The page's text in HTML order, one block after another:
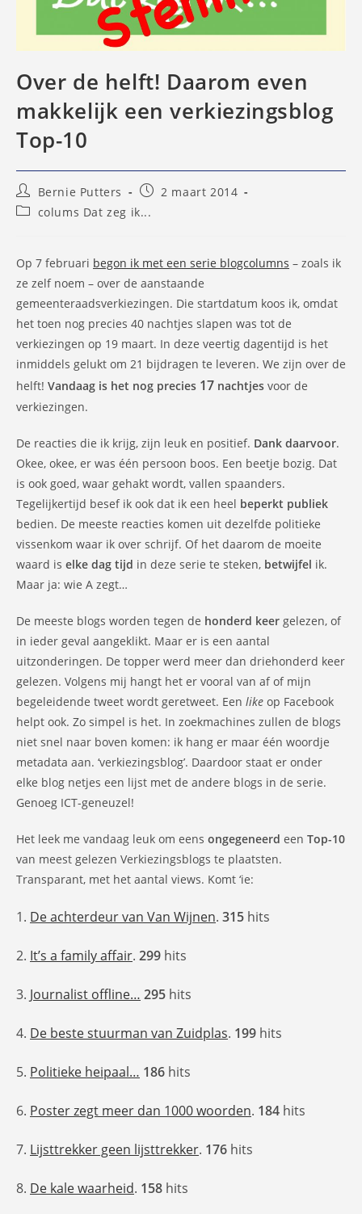
Over de helft! Daarom even
makkelijk een verkiezingsblog
Top-10
Bericht
auteur:
Bernie Putters
Bericht
op:
2 maart 2014
Berichtcategorie:
colums Dat zeg ik...
Op 7 februari begon ik met een serie blogcolumns – zoals ik
ze zelf noem – over de aanstaande
gemeenteraadsverkiezingen. Die startdatum koos ik, omdat
het toen nog precies 40 nachtjes slapen was tot de
verkiezingen op 19 maart. In deze veertig dagentijd is het
inmiddels gelukt om 21 bijdragen te leveren. We zijn over de
helft! Vandaag is het nog precies 17 nachtjes voor de
verkiezingen.
De reacties die ik krijg, zijn leuk en positief. Dank daarvoor.
Okee, okee, er was één persoon boos. Een beetje bozig. Dat
is ook goed, waar gehakt wordt, vallen spaanders.
Tegelijkertijd besef ik ook dat ik een heel beperkt publiek
bedien. De meeste reacties komen uit dezelfde politieke
vissenkom waar ik over schrijf. Of het daarom de moeite
waard is elke dag tijd in deze serie te steken, betwijfel ik.
Maar ja: wie A zegt…
De meeste blogs worden tegen de honderd keer gelezen, of
in ieder geval aangeklikt. Maar er is een aantal
uitzonderingen. De topper werd meer dan driehonderd keer
gelezen. Volgens mij hangt het er vooral van af of mijn
begeleidende tweet wordt geretweet. Een like op Facebook
helpt ook. Zo simpel is het. In zoekmachines zullen de blogs
niet snel naar boven komen: ik hang er maar één woordje
metadata aan. ‘verkiezingsblog’. Daardoor staat er onder
elke blog netjes een lijst met de andere blogs in de serie.
Genoeg ICT-geneuzel!
Het leek me vandaag leuk om eens ongegeneerd een Top-10
van meest gelezen Verkiezingsblogs te plaatsten.
Transparant, met het aantal views. Komt ‘ie:
1. De achterdeur van Van Wijnen. 315 hits
2. It’s a family affair. 299 hits
3. Journalist offline… 295 hits
4. De beste stuurman van Zuidplas. 199 hits
5. Politieke heipaal… 186 hits
6. Poster zegt meer dan 1000 woorden. 184 hits
7. Lijsttrekker geen lijsttrekker. 176 hits
8. De kale waarheid. 158 hits